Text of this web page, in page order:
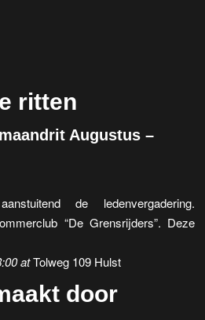
ritten
Augustus –
de ledenvergadering.
“De Grensrijders”. Deze
atTolweg 109 Hulst
door